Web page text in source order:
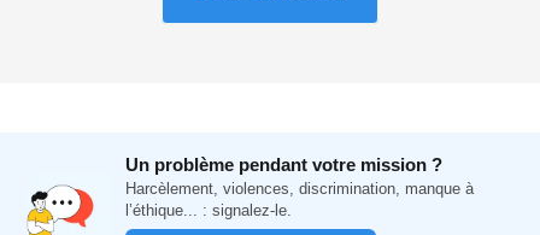
Un problème pendant votre mission ?
Harcèlement, violences, discrimination, manque à
l’éthique... : signalez-le.